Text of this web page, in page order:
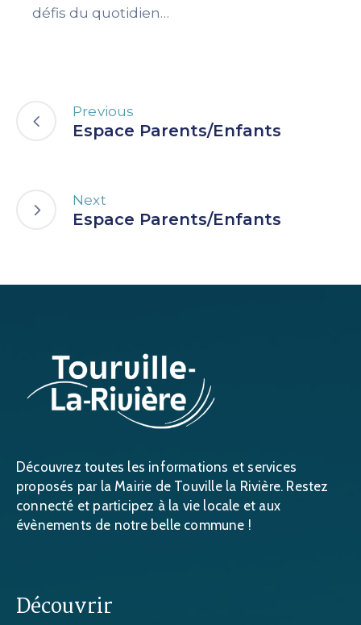
défis du quotidien…
Previous
Espace Parents/Enfants
Next
Espace Parents/Enfants
Découvrez toutes les informations et services
proposés par la Mairie de Touville la Rivière. Restez
connecté et participez à la vie locale et aux
évènements de notre belle commune !
Découvrir